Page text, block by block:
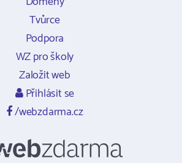
Tvůrce
Podpora
WZ pro školy
Založit web
Přihlásit se
/webzdarma.cz